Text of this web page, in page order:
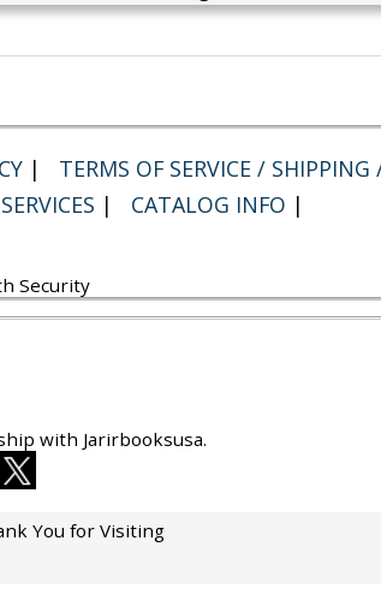
|
TERMS OF SERVICE / SHIPPING
| CATALOG INFO |
Security
with Jarirbooksusa.
You for Visiting